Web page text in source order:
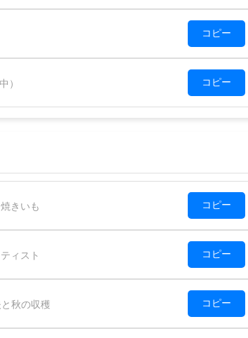
コピー
） コピー
きいも コピー
ィスト コピー
秋の収穫 コピー